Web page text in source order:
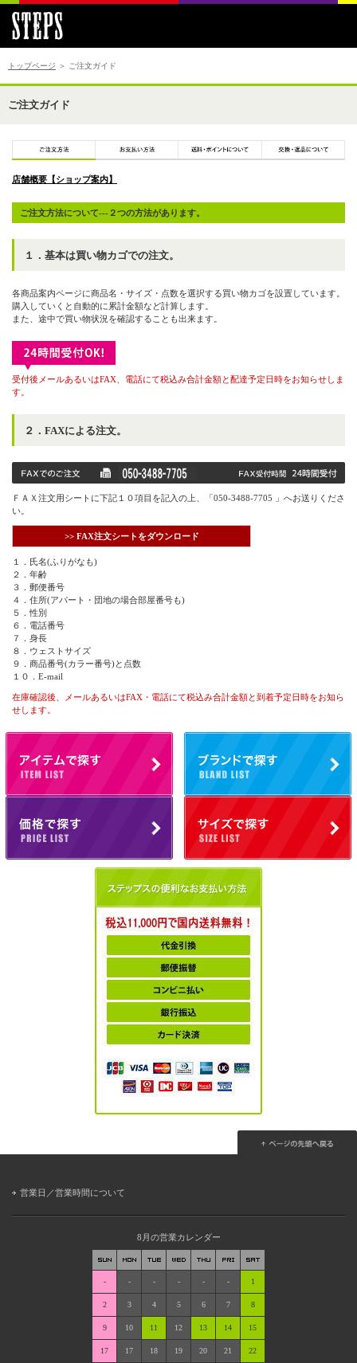
トップページ ＞ ご注文ガイド
ご注文ガイド
店舗概要【ショップ案内】
ご注文方法について---２つの方法があります。
１．基本は買い物カゴでの注文。
各商品案内ページに商品名・サイズ・点数を選択する買い物カゴを設置しています。
購入していくと自動的に累計金額など計算します。
また、途中で買い物状況を確認することも出来ます。
受付後メールあるいはFAX、電話にて税込み合計金額と配達予定日時をお知らせしま
す。
２．FAXによる注文。
ＦＡＸ注文用シートに下記１０項目を記入の上、「050-3488-7705 」へお送りくださ
い。
>> FAX注文シートをダウンロード
１．氏名(ふりがなも)
２．年齢
３．郵便番号
４．住所(アパート・団地の場合部屋番号も)
５．性別
６．電話番号
７．身長
８．ウェストサイズ
９．商品番号(カラー番号)と点数
１０．E-mail
在庫確認後、メールあるいはFAX・電話にて税込み合計金額と到着予定日時をお知ら
せします。
営業日／営業時間について
8月の営業カレンダー
- - - - - - 1
2 3 4 5 6 7 8
9 10 11 12 13 14 15
17 17 18 19 20 21 22